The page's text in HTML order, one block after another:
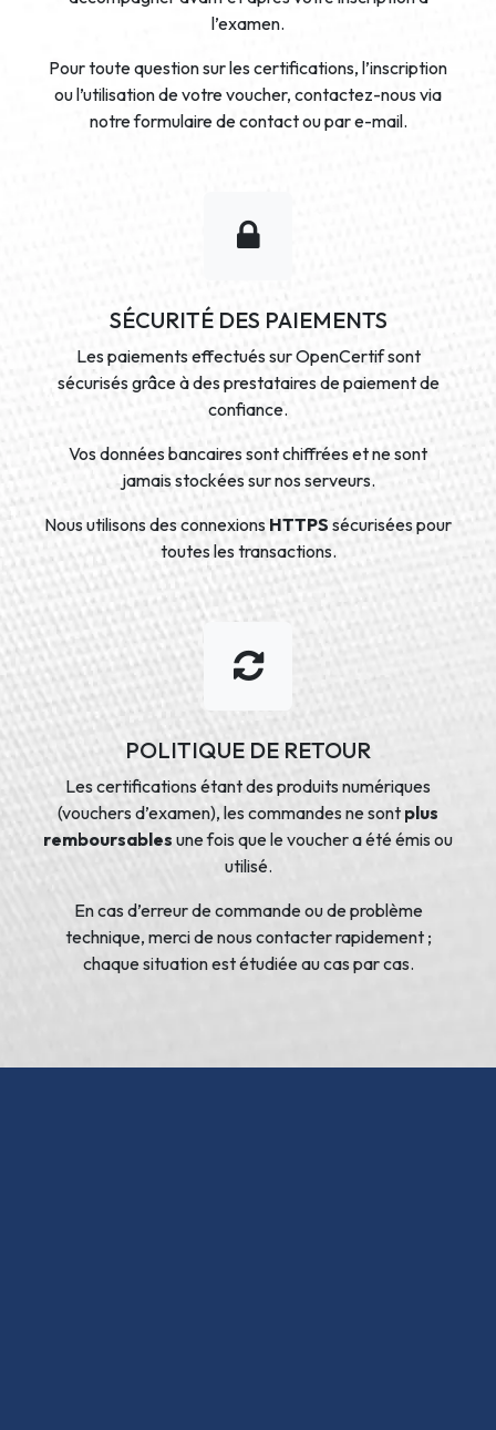
l’examen.
Pour toute question sur les certifications, l’inscription
ou l’utilisation de votre voucher, contactez-nous via
notre formulaire de contact ou par e-mail.
SÉCURITÉ DES PAIEMENTS
Les paiements effectués sur OpenCertif sont
sécurisés grâce à des prestataires de paiement de
confiance.
Vos données bancaires sont chiffrées et ne sont
jamais stockées sur nos serveurs.
Nous utilisons des connexions HTTPS sécurisées pour
toutes les transactions.
POLITIQUE DE RETOUR
Les certifications étant des produits numériques
(vouchers d’examen), les commandes ne sont plus
remboursables une fois que le voucher a été émis ou
utilisé.
En cas d’erreur de commande ou de problème
technique, merci de nous contacter rapidement ;
chaque situation est étudiée au cas par cas.